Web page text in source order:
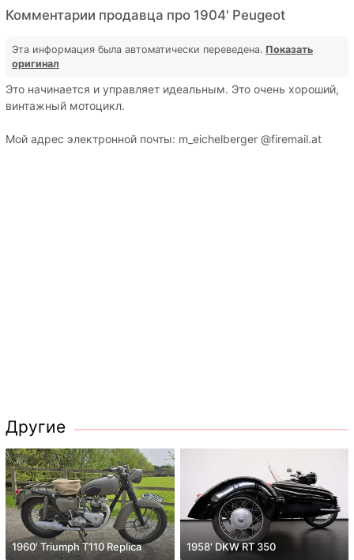
Комментарии продавца про 1904' Peugeot
Эта информация была автоматически переведена. Показать
оригинал
Это начинается и управляет идеальным. Это очень хороший,
винтажный мотоцикл.
Мой адрес электронной почты: m_eichelberger @firemail.at
Другие
1960' Triumph T110 Replica 1958' DKW RT 350